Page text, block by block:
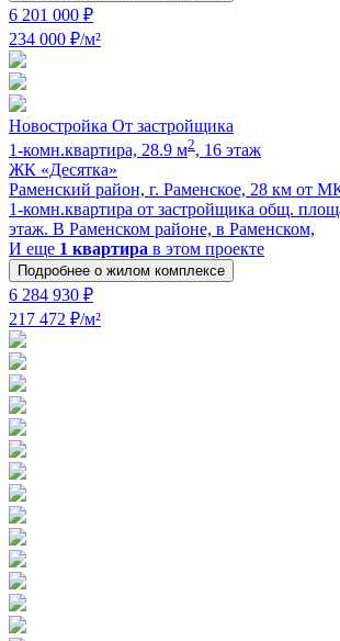
6 201 000 ₽
234 000 ₽/м²
Новостройка От застройщика
1-комн.квартира, 28.9 м2, 16 этаж
ЖК «Десятка»
Раменский район, г. Раменское, 28 км от
1-комн.квартира от застройщика общ.
этаж. В Раменском районе, в Раменском,
И еще 1 квартира в этом проекте
Подробнее о жилом комплексе
6 284 930 ₽
217 472 ₽/м²